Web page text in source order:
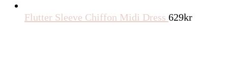
Flutter Sleeve Chiffon Midi Dress 629kr